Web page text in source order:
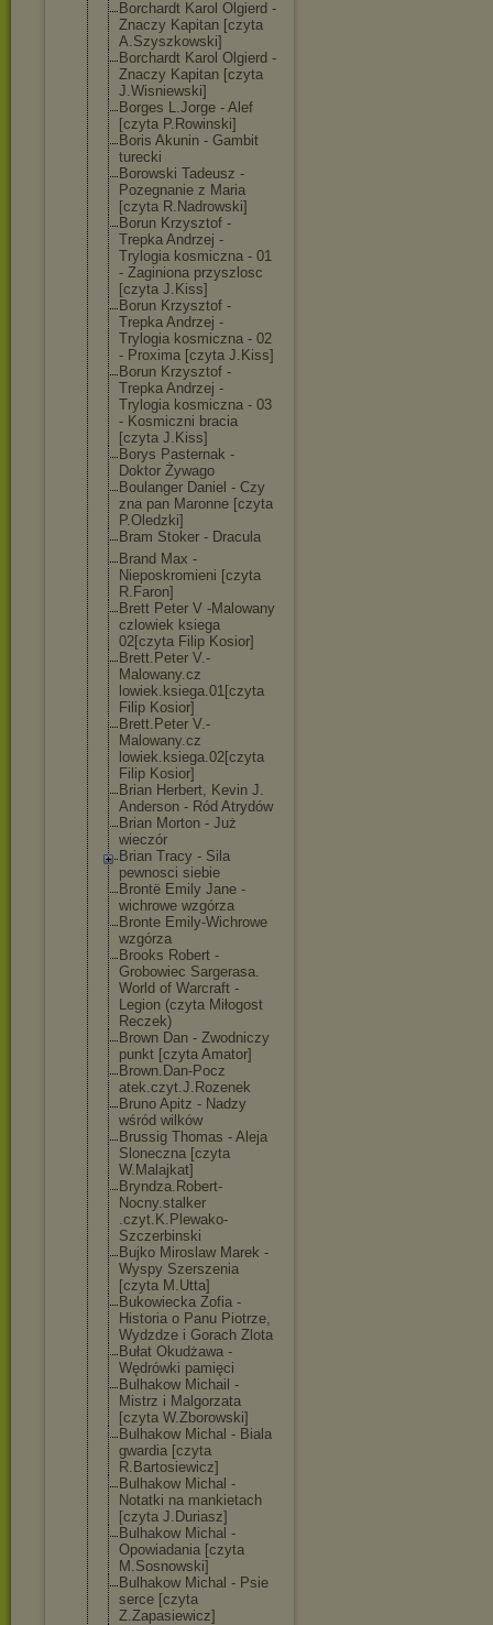
Borchardt Karol Olgierd -
Znaczy Kapitan [czyta
A.Szyszkowski]
Borchardt Karol Olgierd -
Znaczy Kapitan [czyta
J.Wisniewski]
Borges L.Jorge - Alef
[czyta P.Rowinski]
Boris Akunin - Gambit
turecki
Borowski Tadeusz -
Pozegnanie z Maria
[czyta R.Nadrowski]
Borun Krzysztof -
Trepka Andrzej -
Trylogia kosmiczna - 01
- Zaginiona przyszlosc
[czyta J.Kiss]
Borun Krzysztof -
Trepka Andrzej -
Trylogia kosmiczna - 02
- Proxima [czyta J.Kiss]
Borun Krzysztof -
Trepka Andrzej -
Trylogia kosmiczna - 03
- Kosmiczni bracia
[czyta J.Kiss]
Borys Pasternak -
Doktor Żywago
Boulanger Daniel - Czy
zna pan Maronne [czyta
P.Oledzki]
Bram Stoker - Dracula
Brand Max -
Nieposkromieni [czyta
R.Faron]
Brett Peter V -Malowany
czlowiek ksiega
02[czyta Filip Kosior]
Brett.Peter V.-
Malowany.cz
lowiek.ksiega.01[czyta
Filip Kosior]
Brett.Peter V.-
Malowany.cz
lowiek.ksiega.02[czyta
Filip Kosior]
Brian Herbert, Kevin J.
Anderson - Ród Atrydów
Brian Morton - Już
wieczór
Brian Tracy - Sila
pewnosci siebie
Brontë Emily Jane -
wichrowe wzgórza
Bronte Emily-Wichrowe
wzgórza
Brooks Robert -
Grobowiec Sargerasa.
World of Warcraft -
Legion (czyta Miłogost
Reczek)
Brown Dan - Zwodniczy
punkt [czyta Amator]
Brown.Dan-Pocz
atek.czyt.J.Rozenek
Bruno Apitz - Nadzy
wśród wilków
Brussig Thomas - Aleja
Sloneczna [czyta
W.Malajkat]
Bryndza.Robert-
Nocny.stalker
.czyt.K.Plewako-
Szczerbinski
Bujko Miroslaw Marek -
Wyspy Szerszenia
[czyta M.Utta]
Bukowiecka Zofia -
Historia o Panu Piotrze,
Wydzdze i Gorach Zlota
Bułat Okudżawa -
Wędrówki pamięci
Bulhakow Michail -
Mistrz i Malgorzata
[czyta W.Zborowski]
Bulhakow Michal - Biala
gwardia [czyta
R.Bartosiewicz]
Bulhakow Michal -
Notatki na mankietach
[czyta J.Duriasz]
Bulhakow Michal -
Opowiadania [czyta
M.Sosnowski]
Bulhakow Michal - Psie
serce [czyta
Z.Zapasiewicz]